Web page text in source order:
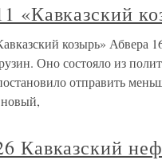
«Кавказский
козырь» Абвера
Оно состояло из
отправить
Кавказский